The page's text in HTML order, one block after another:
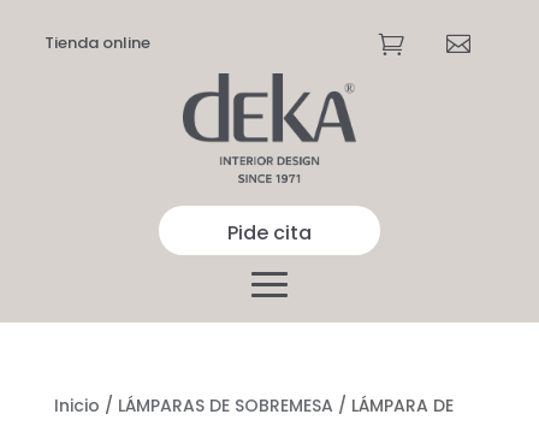
Tienda online  
Pide cita
Inicio / LÁMPARAS DE SOBREMESA / LÁMPARA DE